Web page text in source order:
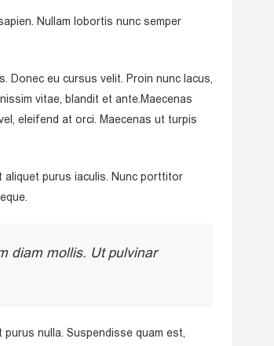
Nullam lobortis nunc semper
Donec eu cursus velit. Proin nunc lacus,
vitae, blandit et ante.Maecenas
eleifend at orci. Maecenas ut turpis
aliquet purus iaculis. Nunc porttitor
diam mollis. Ut pulvinar
nulla. Suspendisse quam est,